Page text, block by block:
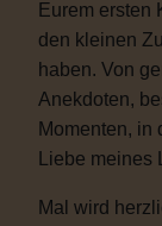
Eurem ersten
den kleinen
haben. Von
Anekdoten,
Momenten, in
Liebe meines
Mal wird